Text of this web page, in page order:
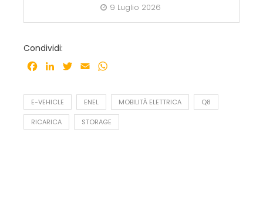
9 Luglio 2026
Condividi:
Facebook
LinkedInTwitter
Email
E-VEHICLE ENEL MOBILITÀ ELETTRICA Q8
RICARICA STORAGE